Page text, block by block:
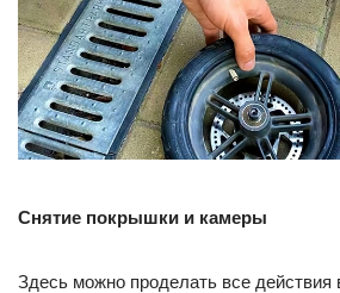
Снятие покрышки и камеры
Здесь можно проделать все